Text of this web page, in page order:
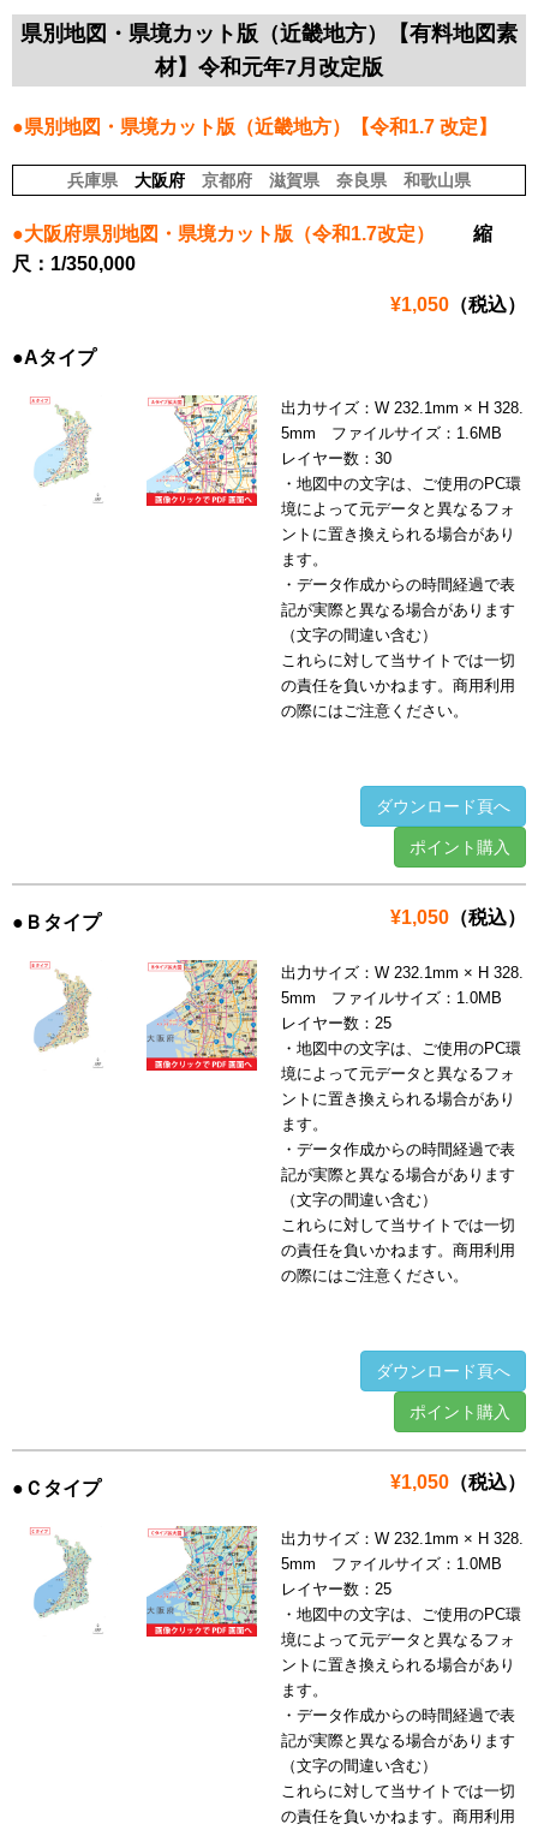
県別地図・県境カット版（近畿地方）【有料地図素
材】令和元年7月改定版
●県別地図・県境カット版（近畿地方）【令和1.7 改定】
兵庫県 大阪府 京都府 滋賀県 奈良県 和歌山県
●大阪府県別地図・県境カット版（令和1.7改定） 縮
尺：1/350,000
¥1,050 （税込）
●Aタイプ
出力サイズ：W 232.1mm × H 328.
5mm ファイルサイズ：1.6MB
レイヤー数：30
・地図中の文字は、ご使用のPC環
境によって元データと異なるフォ
ントに置き換えられる場合があり
ます。
・データ作成からの時間経過で表
記が実際と異なる場合があります
（文字の間違い含む）
これらに対して当サイトでは一切
の責任を負いかねます。商用利用
の際にはご注意ください。
ダウンロード頁へ
ポイント購入
¥1,050 （税込）
●Ｂタイプ
出力サイズ：W 232.1mm × H 328.
5mm ファイルサイズ：1.0MB
レイヤー数：25
・地図中の文字は、ご使用のPC環
境によって元データと異なるフォ
ントに置き換えられる場合があり
ます。
・データ作成からの時間経過で表
記が実際と異なる場合があります
（文字の間違い含む）
これらに対して当サイトでは一切
の責任を負いかねます。商用利用
の際にはご注意ください。
ダウンロード頁へ
ポイント購入
¥1,050 （税込）
●Ｃタイプ
出力サイズ：W 232.1mm × H 328.
5mm ファイルサイズ：1.0MB
レイヤー数：25
・地図中の文字は、ご使用のPC環
境によって元データと異なるフォ
ントに置き換えられる場合があり
ます。
・データ作成からの時間経過で表
記が実際と異なる場合があります
（文字の間違い含む）
これらに対して当サイトでは一切
の責任を負いかねます。商用利用